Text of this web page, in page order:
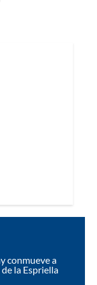
conmueve a
la Espriella